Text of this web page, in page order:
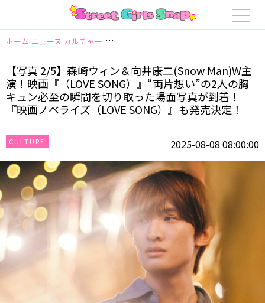
ホーム ニュース カルチャー 【写真 2/5】森崎ウィン＆向井康二(Snow
【写真 2/5】森崎ウィン＆向井康二(Snow Man)W主
演！映画『（LOVE SONG）』“両片想い”の2人の胸
キュン必至の瞬間を切り取った場面写真が到着！
『映画ノベライズ（LOVE SONG）』も発売決定！
CULTURE 2025-08-08 08:00:00